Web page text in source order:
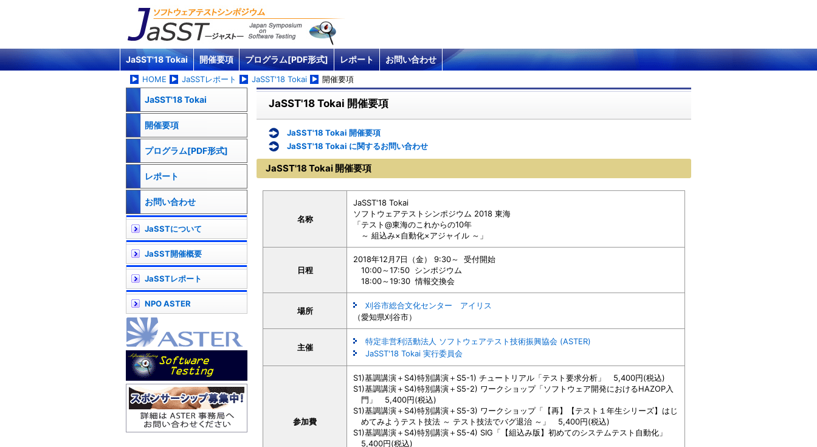
JaSST'18 Tokai 開催要項 プログラム[PDF形式] レポート お問い合わせ
HOME JaSSTレポート JaSST'18 Tokai 開催要項
JaSST'18 Tokai
開催要項
プログラム[PDF形式]
レポート
お問い合わせ
JaSSTについて
JaSST開催概要
JaSSTレポート
NPO ASTER
JaSST'18 Tokai 開催要項
JaSST'18 Tokai 開催要項
JaSST'18 Tokai に関するお問い合わせ
JaSST'18 Tokai 開催要項
名称
JaSST'18 Tokai
ソフトウェアテストシンポジウム 2018 東海
「テスト@東海のこれからの10年
～ 組込み×自動化×アジャイル ～」
日程
2018年12月7日（金） 9:30～ 受付開始
10:00～17:50 シンポジウム
18:00～19:30 情報交換会
場所
刈谷市総合文化センター アイリス
（愛知県刈谷市）
主催
特定非営利活動法人 ソフトウェアテスト技術振興協会 (ASTER)
JaSST'18 Tokai 実行委員会
参加費
S1)基調講演＋S4)特別講演＋S5-1) チュートリアル「テスト要求分析」 5,400円(税込)
S1)基調講演＋S4)特別講演＋S5-2) ワークショップ「ソフトウェア開発におけるHAZOP入
門」 5,400円(税込)
S1)基調講演＋S4)特別講演＋S5-3) ワークショップ「【再】【テスト１年生シリーズ】はじ
めてみようテスト技法 ～ テスト技法でバグ退治 ～」 5,400円(税込)
S1)基調講演＋S4)特別講演＋S5-4) SIG「【組込み版】初めてのシステムテスト自動化」
5,400円(税込)